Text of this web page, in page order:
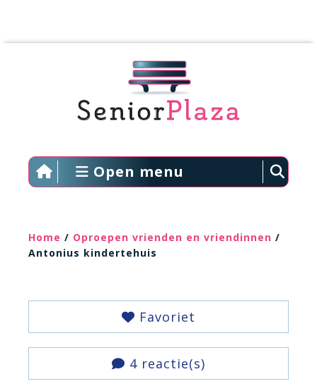
Open menu
Home / Oproepen vrienden en vriendinnen /
Antonius kindertehuis
Favoriet
4 reactie(s)